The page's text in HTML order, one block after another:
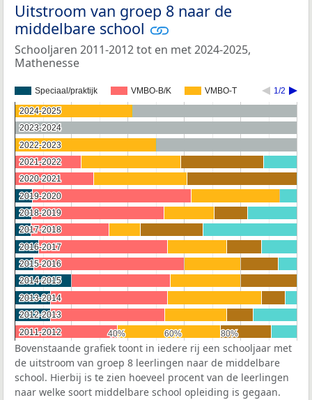
Uitstroom van groep 8 naar de
middelbare school
Schooljaren 2011-2012 tot en met 2024-2025,
Mathenesse
Speciaal/praktijk VMBO-B/K VMBO-T 1/2
40%
40% 60%
60% 80%
80%
2024-2025
2024-2025
2023-2024
2023-2024
2022-2023
2022-2023
2021-2022
2021-2022
2020-2021
2020-2021
2019-2020
2019-2020
2018-2019
2018-2019
2017-2018
2017-2018
2016-2017
2016-2017
2015-2016
2015-2016
2014-2015
2014-2015
2013-2014
2013-2014
2012-2013
2012-2013
2011-2012
2011-2012
Bovenstaande grafiek toont in iedere rij een schooljaar met
de uitstroom van groep 8 leerlingen naar de middelbare
school. Hierbij is te zien hoeveel procent van de leerlingen
naar welke soort middelbare school opleiding is gegaan.